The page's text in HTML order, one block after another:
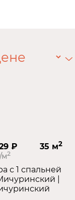
₽ 35 м2
м2
с 1 спальней
|